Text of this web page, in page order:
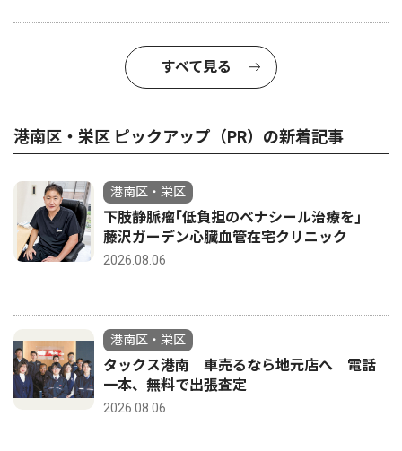
すべて見る
港南区・栄区 ピックアップ（PR）の新着記事
港南区・栄区
下肢静脈瘤｢低負担のベナシール治療を｣
藤沢ガーデン心臓血管在宅クリニック
2026.08.06
港南区・栄区
タックス港南 車売るなら地元店へ 電話
一本、無料で出張査定
2026.08.06